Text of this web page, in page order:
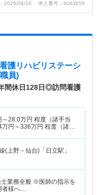
2026/04/16 求人番号：9083658
護リハビリステーシ
員)
間休日128日◎訪問看護
～28.0万円 程度（諸手当
万円～336万円 程度（諸手
(上野－仙台)「日立駅」
士業務全般 ※医師の指示を
者様へ…